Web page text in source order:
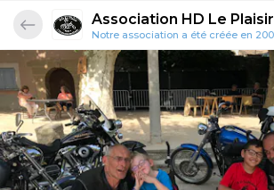
Association HD Le Plaisir